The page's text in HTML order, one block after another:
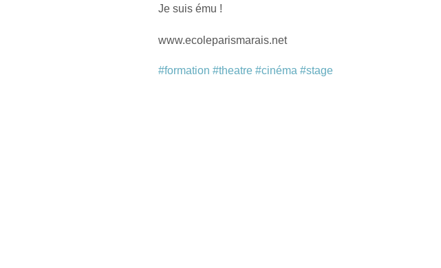
Je suis ému !
www.ecoleparismarais.net
#formation #theatre #cinéma #stage